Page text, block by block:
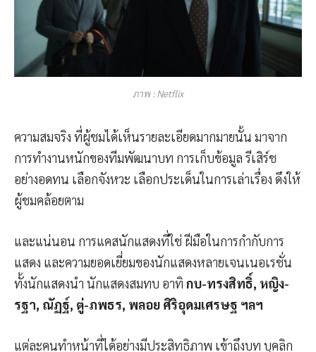
ภาพ : Netflix
ความสมจริง ที่ผู้ชมได้เห็นรายละเอียดมากมายนั้น มาจาก
การทำงานหนักของทีมพัฒนาบท การเก็บข้อมูล รีเสิร์ช
อย่างอดทน เลือกจังหวะ เลือกประเด็นในการเล่าเรื่อง ดึงให้
ผู้ชมคล้อยตาม
และแน่นอน การแคสนักแสดงที่ใช่ ฝีมือในการกำกับการ
แสดง และความยอดเยี่ยมของนักแสดงหลายเจนเนอเรชั่น
ทั้งนักแสดงนำ นักแสดงสมทบ อาทิ กบ-ทรงสิทธิ์, หญิง-
รฐา, ณัฏฐ์, ตู่-ภพธร, พลอย ศิริอุดมเศรษฐ ฯลฯ
แต่ละคนทำหน้าที่ได้อย่างมีประสิทธิภาพ เข้าถึงบท บุคลิก